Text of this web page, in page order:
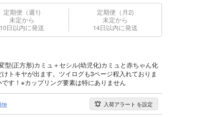
定期便（週1)
未定から
10日以内に発送
定期便（月2)
未定から
14日以内に発送
型(正方形)カミュ＋セシル(幼児化)カミュと赤ちゃん化
トキヤが出ます。ツイログも3ページ程入れておりま
す！※カップリング要素は特にありません
入荷アラート を設定